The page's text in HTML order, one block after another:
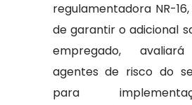
regulamentadora NR-
de garantir o adicional
empregado,
agentes de risco do
para